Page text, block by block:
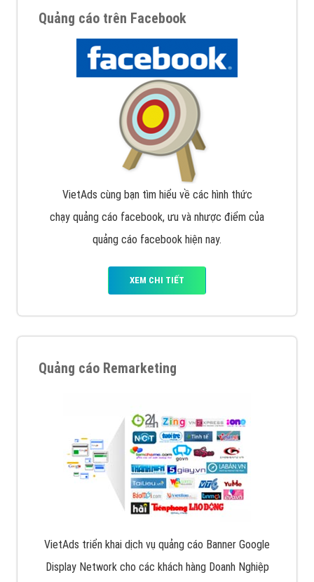
Quảng cáo trên Facebook
VietAds cùng bạn tìm hiểu về các hình thức
chạy quảng cáo facebook, ưu và nhược điểm của
quảng cáo facebook hiện nay.
XEM CHI TIẾT
Quảng cáo Remarketing
VietAds triển khai dịch vụ quảng cáo Banner Google
Display Network cho các khách hàng Doanh Nghiệp